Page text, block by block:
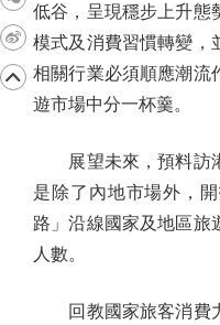
低谷，呈現穩步上升態
模式及消費習慣轉變，
相關行業必須順應潮流
遊市場中分一杯羹。
展望未來，預料訪港
是除了內地市場外，
路」沿線國家及地區旅
人數。
回教國家旅客消費